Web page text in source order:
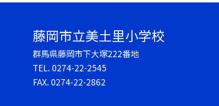
藤岡市立美土里小学校
群馬県藤岡市下大塚222番地
TEL. 0274-22-2545
FAX. 0274-22-2862